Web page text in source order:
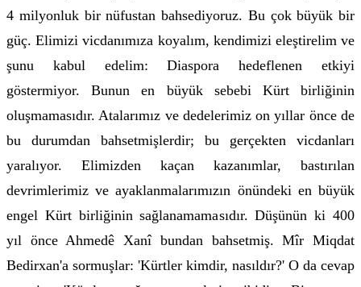
4 milyonluk bir nüfustan bahsediyoruz. Bu çok büyük bir
güç. Elimizi vicdanımıza koyalım, kendimizi eleştirelim ve
şunu kabul edelim: Diaspora hedeflenen etkiyi
göstermiyor. Bunun en büyük sebebi Kürt birliğinin
oluşmamasıdır. Atalarımız ve dedelerimiz on yıllar önce de
bu durumdan bahsetmişlerdir; bu gerçekten vicdanları
yaralıyor. Elimizden kaçan kazanımlar, bastırılan
devrimlerimiz ve ayaklanmalarımızın önündeki en büyük
engel Kürt birliğinin sağlanamamasıdır. Düşünün ki 400
yıl önce Ahmedê Xanî bundan bahsetmiş. Mîr Miqdat
Bedirxan'a sormuşlar: 'Kürtler kimdir, nasıldır?' O da cevap